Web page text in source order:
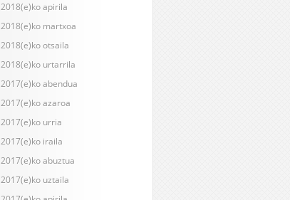
2018(e)ko apirila
2018(e)ko martxoa
2018(e)ko otsaila
2018(e)ko urtarrila
2017(e)ko abendua
2017(e)ko azaroa
2017(e)ko urria
2017(e)ko iraila
2017(e)ko abuztua
2017(e)ko uztaila